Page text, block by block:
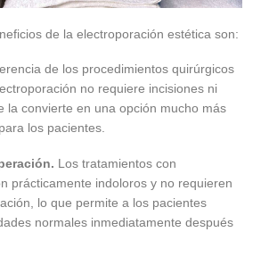
de la electroporación estética son:
de los procedimientos quirúrgicos
no requiere incisiones ni
la convierte en una opción mucho más
los pacientes.
Los tratamientos con
prácticamente indoloros y no requieren
lo que permite a los pacientes
normales inmediatamente después